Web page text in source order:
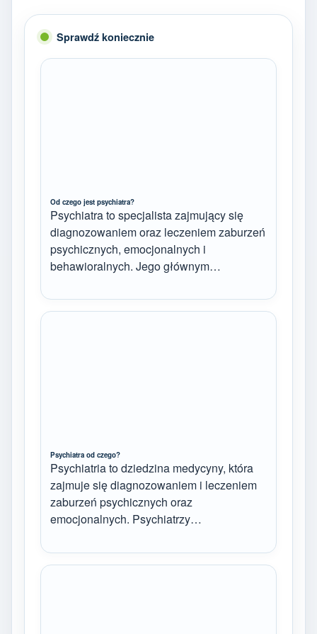
Sprawdź koniecznie
Od czego jest psychiatra?
Psychiatra to specjalista zajmujący się
diagnozowaniem oraz leczeniem zaburzeń
psychicznych, emocjonalnych i
behawioralnych. Jego głównym…
Psychiatra od czego?
Psychiatria to dziedzina medycyny, która
zajmuje się diagnozowaniem i leczeniem
zaburzeń psychicznych oraz
emocjonalnych. Psychiatrzy…